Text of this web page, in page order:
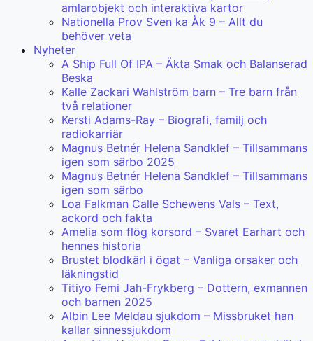
amlarobjekt och interaktiva kartor
Nationella Prov Sven ka Åk 9 – Allt du
behöver veta
Nyheter
A Ship Full Of IPA – Äkta Smak och Balanserad
Beska
Kalle Zackari Wahlström barn – Tre barn från
två relationer
Kersti Adams-Ray – Biografi, familj och
radiokarriär
Magnus Betnér Helena Sandklef – Tillsammans
igen som särbo 2025
Magnus Betnér Helena Sandklef – Tillsammans
igen som särbo
Loa Falkman Calle Schewens Vals – Text,
ackord och fakta
Amelia som flög korsord – Svaret Earhart och
hennes historia
Brustet blodkärl i ögat – Vanliga orsaker och
läkningstid
Titiyo Femi Jah-Frykberg – Dottern, exmannen
och barnen 2025
Albin Lee Meldau sjukdom – Missbruket han
kallar sinnessjukdom